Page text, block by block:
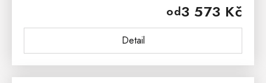
od3 573 Kč
Detail
postele. Dětská postel Hvězda...